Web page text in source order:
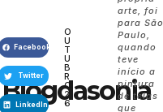
Blogdasonia
Facebook
Twitter
LinkedIn
O
U
T
U
B
R
O
2
6
arte, foi
para São
Paulo,
quando
teve
início a
pintura
de telas
que